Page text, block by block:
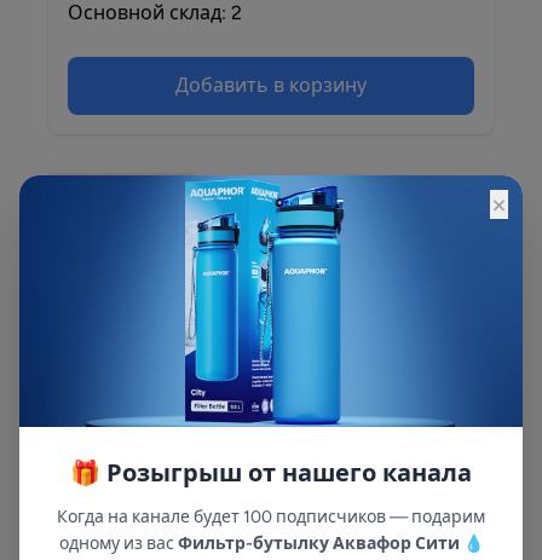
Основной склад: 2
Добавить в корзину
Описание и характеристики смотрите на
×
🎁 Розыгрыш от нашего канала
Когда на канале будет 100 подписчиков — подарим
одному из вас Фильтр-бутылку Аквафор Сити 💧